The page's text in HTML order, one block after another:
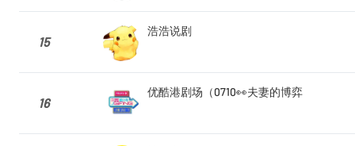
15
浩浩说剧
16
优酷港剧场（0710👀夫妻的博弈